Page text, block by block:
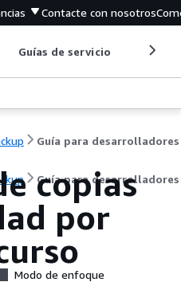
Contacte con nosotros
Guías de servicio
Guía para desarrolladores
Guía para desarrolladores
copias
por
Modo de enfoque